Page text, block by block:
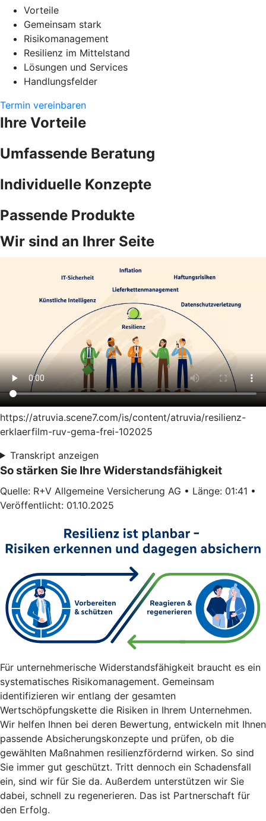
Vorteile
Gemeinsam stark
Risikomanagement
Resilienz im Mittelstand
Lösungen und Services
Handlungsfelder
Termin vereinbaren
Ihre Vorteile
Umfassende Beratung
Individuelle Konzepte
Passende Produkte
Wir sind an Ihrer Seite
https://atruvia.scene7.com/is/content/atruvia/resilienz-
erklaerfilm-ruv-gema-frei-102025
Transkript anzeigen
So stärken Sie Ihre Widerstandsfähigkeit
Quelle: R+V Allgemeine Versicherung AG • Länge: 01:41 •
Veröffentlicht: 01.10.2025
Für unternehmerische Widerstandsfähigkeit braucht es ein
systematisches Risikomanagement. Gemeinsam
identifizieren wir entlang der gesamten
Wertschöpfungskette die Risiken in Ihrem Unternehmen.
Wir helfen Ihnen bei deren Bewertung, entwickeln mit Ihnen
passende Absicherungskonzepte und prüfen, ob die
gewählten Maßnahmen resilienzfördernd wirken. So sind
Sie immer gut geschützt. Tritt dennoch ein Schadensfall
ein, sind wir für Sie da. Außerdem unterstützen wir Sie
dabei, schnell zu regenerieren. Das ist Partnerschaft für
den Erfolg.